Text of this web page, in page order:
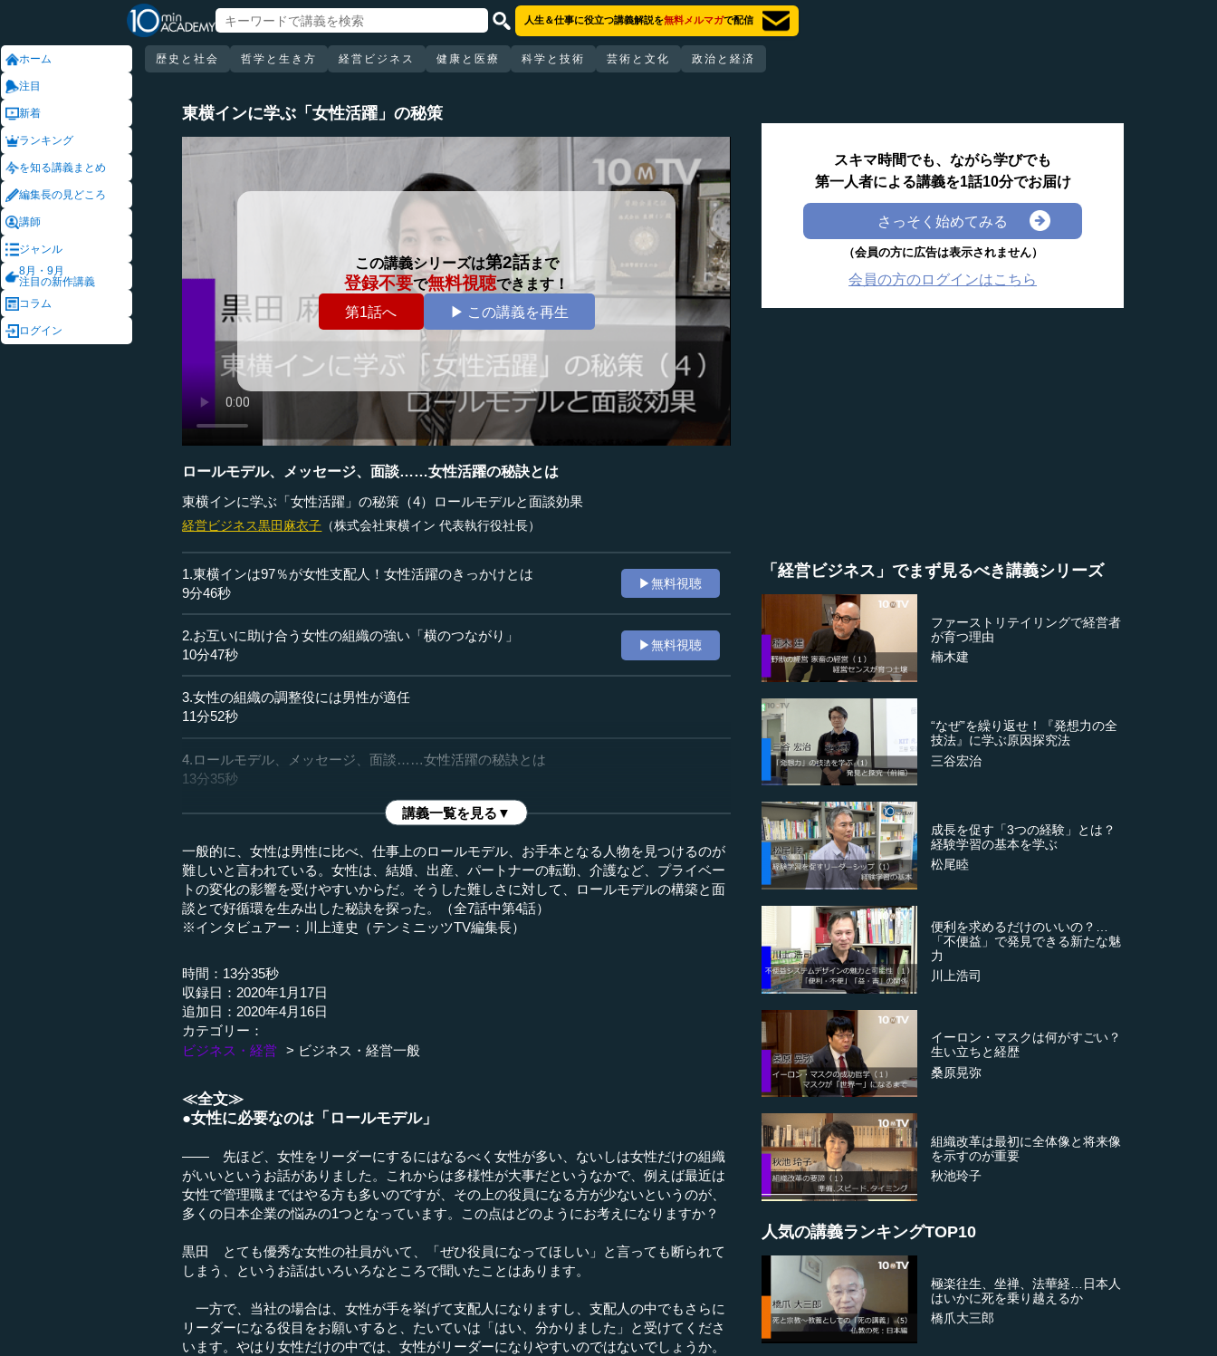
ホーム
注目
新着
ランキング
を知る講義まとめ
編集長の見どころ
講師
ジャンル
8月・9月
注目の新作講義
コラム
ログイン
人生＆仕事に役立つ講義解説を無料メルマガで配信
歴史と社会 哲学と生き方 経営ビジネス 健康と医療 科学と技術 芸術と文化 政治と経済
東横インに学ぶ「女性活躍」の秘策
この講義シリーズは第2話まで
登録不要で無料視聴できます！
第1話へ
▶ この講義を再生
ロールモデル、メッセージ、面談……女性活躍の秘訣とは
東横インに学ぶ「女性活躍」の秘策（4）ロールモデルと面談効果
経営ビジネス黒田麻衣子 （株式会社東横イン 代表執行役社長）
1.東横インは97％が女性支配人！女性活躍のきっかけとは
9分46秒
▶無料視聴
2.お互いに助け合う女性の組織の強い「横のつながり」
10分47秒
▶無料視聴
3.女性の組織の調整役には男性が適任
11分52秒
4.ロールモデル、メッセージ、面談……女性活躍の秘訣とは
13分35秒
講義一覧を見る▼
一般的に、女性は男性に比べ、仕事上のロールモデル、お手本となる人物を見つけるのが
難しいと言われている。女性は、結婚、出産、パートナーの転勤、介護など、プライベー
トの変化の影響を受けやすいからだ。そうした難しさに対して、ロールモデルの構築と面
談とで好循環を生み出した秘訣を探った。（全7話中第4話）
※インタビュアー：川上達史（テンミニッツTV編集長）
時間：13分35秒
収録日：2020年1月17日
追加日：2020年4月16日
カテゴリー：
ビジネス・経営
ビジネス・経営一般
≪全文≫
●女性に必要なのは「ロールモデル」
―― 先ほど、女性をリーダーにするにはなるべく女性が多い、ないしは女性だけの組織
がいいというお話がありました。これからは多様性が大事だというなかで、例えば最近は
女性で管理職まではやる方も多いのですが、その上の役員になる方が少ないというのが、
多くの日本企業の悩みの1つとなっています。この点はどのようにお考えになりますか？
黒田 とても優秀な女性の社員がいて、「ぜひ役員になってほしい」と言っても断られて
しまう、というお話はいろいろなところで聞いたことはあります。
一方で、当社の場合は、女性が手を挙げて支配人になりますし、支配人の中でもさらに
リーダーになる役目をお願いすると、たいていは「はい、分かりました」と受けてくださ
います。やはり女性だけの中では、女性がリーダーになりやすいのではないでしょうか。
スキマ時間でも、ながら学びでも
第一人者による講義を1話10分でお届け
さっそく始めてみる
（会員の方に広告は表示されません）
会員の方のログインはこちら
「経営ビジネス」でまず見るべき講義シリーズ
ファーストリテイリングで経営者
が育つ理由
楠木建
“なぜ”を繰り返せ！『発想力の全
技法』に学ぶ原因探究法
三谷宏治
成長を促す「3つの経験」とは？
経験学習の基本を学ぶ
松尾睦
便利を求めるだけのいいの？…
「不便益」で発見できる新たな魅
力
川上浩司
イーロン・マスクは何がすごい？
生い立ちと経歴
桑原晃弥
組織改革は最初に全体像と将来像
を示すのが重要
秋池玲子
人気の講義ランキングTOP10
極楽往生、坐禅、法華経…日本人
はいかに死を乗り越えるか
橋爪大三郎